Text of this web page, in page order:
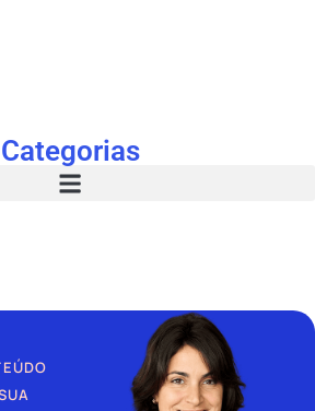
Categorias